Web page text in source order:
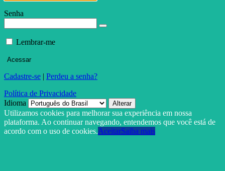
Senha
Lembrar-me
Cadastre-se | Perdeu a senha?
Política de Privacidade
Idioma
Utilizamos cookies para melhorar sua experiência em nossa
plataforma. Ao continuar navegando, entendemos que você está de
acordo com o uso de cookies.AceitarSaiba mais